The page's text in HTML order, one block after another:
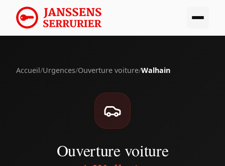
Accueil/Urgences/Ouverture voiture/Walhain
Ouverture voiture